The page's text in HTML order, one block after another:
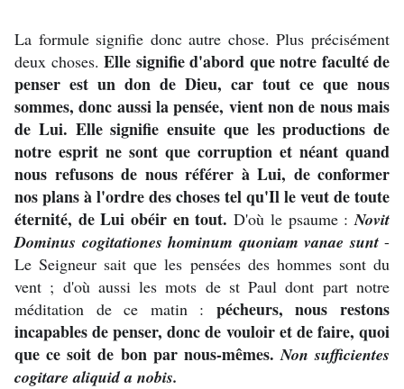
La formule signifie donc autre chose. Plus précisément
deux choses. Elle signifie d'abord que notre faculté de
penser est un don de Dieu, car tout ce que nous
sommes, donc aussi la pensée, vient non de nous mais
de Lui. Elle signifie ensuite que les productions de
notre esprit ne sont que corruption et néant quand
nous refusons de nous référer à Lui, de conformer
nos plans à l'ordre des choses tel qu'Il le veut de toute
éternité, de Lui obéir en tout.D'où le psaume :Novit
Dominus cogitationes hominum quoniam vanae sunt-
Le Seigneur sait que les pensées des hommes sont du
vent ; d'où aussi les mots de st Paul dont part notre
méditation de ce matin : pécheurs, nous restons
incapables de penser, donc de vouloir et de faire, quoi
que ce soit de bon par nous-mêmes.Non sufficientes
cogitare aliquid a nobis.